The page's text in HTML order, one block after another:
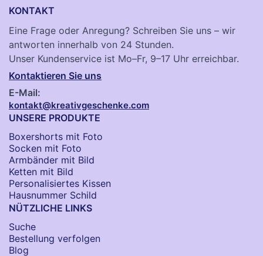
KONTAKT
Eine Frage oder Anregung? Schreiben Sie uns – wir
antworten innerhalb von 24 Stunden.
Unser Kundenservice ist Mo–Fr, 9–17 Uhr erreichbar.
Kontaktieren Sie uns
E-Mail:
kontakt@kreativgeschenke.com
UNSERE PRODUKTE
Boxershorts mit Foto
Socken​ mit Foto
Armbänder mit Bild​
Ketten mit Bild
Personalisiertes Kissen
Hausnummer Schild
NÜTZLICHE LINKS
Suche
Bestellung verfolgen
Blog